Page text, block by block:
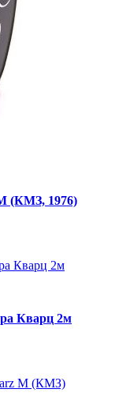
(КМЗ, 1976)
Кварц 2м